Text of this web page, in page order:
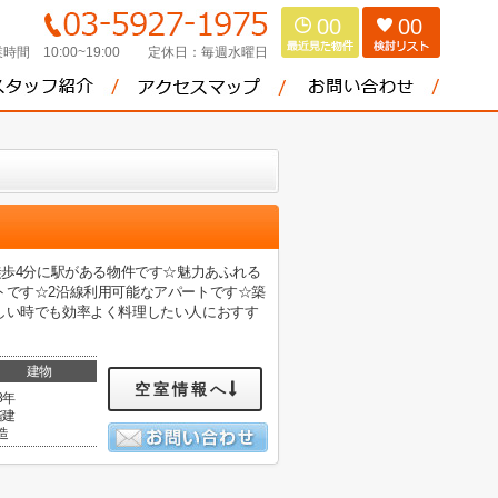
時間 10:00~19:00 定休日： 毎週水曜日
00 00
4分に駅がある物件です☆魅力あふれる
です☆2沿線利用可能なアパートです☆築
時でも効率よく料理したい人におすす
建物
年
建
空室情報へ